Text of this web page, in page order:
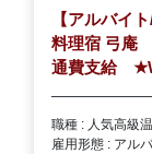
【アルバイ
料理宿 弓庵
通費支給 ★
職種 : 人気高級
雇用形態 : アル